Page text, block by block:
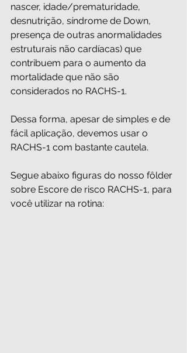
nascer, idade/prematuridade,
desnutrição, síndrome de Down,
presença de outras anormalidades
estruturais não cardíacas) que
contribuem para o aumento da
mortalidade que não são
considerados no RACHS-1.
Dessa forma, apesar de simples e de
fácil aplicação, devemos usar o
RACHS-1 com bastante cautela.
Segue abaixo figuras do nosso fôlder
sobre Escore de risco RACHS-1, para
você utilizar na rotina: